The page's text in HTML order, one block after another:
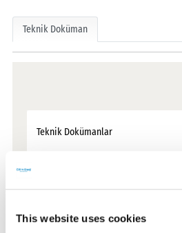
This website uses cookies
Teknik Doküman
Teknik Dokümanlar
CE Belgeleri